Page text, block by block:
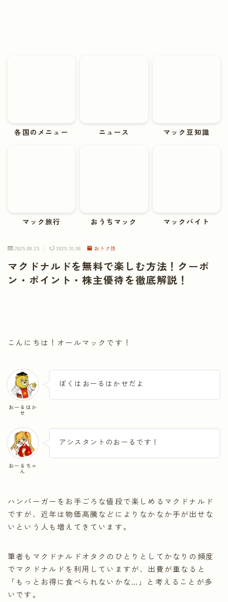
各国のメニュー ニュース マック豆知識
マック旅行 おうちマック マックバイト
2025.08.25 2025.10.08 おトク技
マクドナルドを無料で楽しむ方法！クーポ
ン・ポイント・株主優待を徹底解説！
こんにちは！オールマックです！
おーるはか
せ
ぼくはおーるはかせだよ
おーるちゃ
ん
アシスタントのおーるです！
ハンバーガーをお手ごろな値段で楽しめるマクドナルド
ですが、近年は物価高騰などによりなかなか手が出せな
いという人も増えてきています。
筆者もマクドナルドオタクのひとりとしてかなりの頻度
でマクドナルドを利用していますが、出費が重なると
「もっとお得に食べられないかな…」と考えることが多
いです。